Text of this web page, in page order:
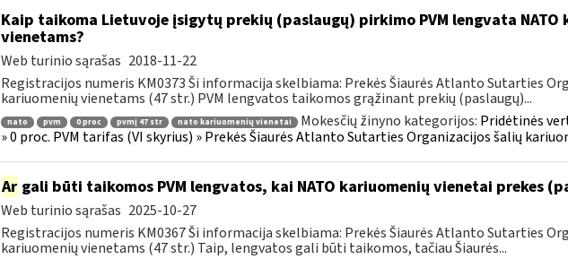
Kaip taikoma Lietuvoje įsigytų prekių (paslaugų) pirkimo PVM lengvata NATO
vienetams?
Web turinio sąrašas 2018-11-22
Registracijos numeris KM0373 Ši informacija skelbiama: Prekės Šiaurės Atlanto Sutarties
kariuomenių vienetams (47 str.) PVM lengvatos taikomos grąžinant prekių (paslaugų)...
nato pvm 0 proc pvmį 47 str nato kariuomenių vienetai Mokesčių žinyno kategorijos: Pridėtinės
» 0 proc. PVM tarifas (VI skyrius) » Prekės Šiaurės Atlanto Sutarties Organizacijos šalių
Argali būti taikomos PVM lengvatos, kai NATO kariuomenių vienetai prekes
Web turinio sąrašas 2025-10-27
Registracijos numeris KM0367 Ši informacija skelbiama: Prekės Šiaurės Atlanto Sutarties
kariuomenių vienetams (47 str.) Taip, lengvatos gali būti taikomos, tačiau Šiaurės...